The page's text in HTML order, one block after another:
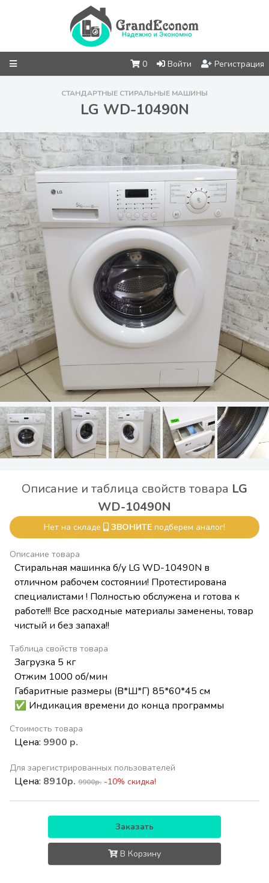
0 Войти Регистрация
СТАНДАРТНЫЕ СТИРАЛЬНЫЕ МАШИНЫ
LG WD-10490N
Описание и таблица свойств товара LG
WD-10490N
Нет на складе ЗВОНИТЕ подберем аналог!
Описание товара
Стиральная машинка б/у LG WD-10490N в
отличном рабочем состоянии! Протестирована
специалистами ! Полностью обслужена и готова к
работе!!! Все расходные материалы заменены, товар
чистый и без запаха!!
Таблица свойств товара
Загрузка 5 кг
Отжим 1000 об/мин
Габаритные размеры (В*Ш*Г) 85*60*45 см
✅ Индикация времени до конца программы
Стоимость товара
Цена: 9900 р.
Для зарегистрированных пользователей
Цена: 8910р. 9900р. -10% скидка!
Заказать
В Корзину